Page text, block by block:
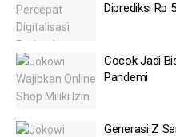
Diprediksi Rp
Cocok Jadi
Pandemi
Generasi Z